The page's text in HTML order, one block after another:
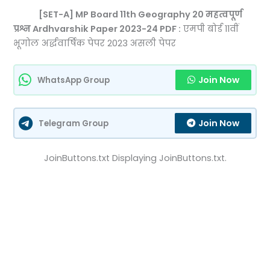
[SET-A] MP Board 11th Geography 20 महत्वपूर्ण
प्रश्न Ardhvarshik Paper 2023-24 PDF : एमपी बोर्ड 11वीं
भूगोल अर्द्धवार्षिक पेपर 2023 असली पेपर
WhatsApp Group Join Now
Telegram Group Join Now
JoinButtons.txt Displaying JoinButtons.txt.